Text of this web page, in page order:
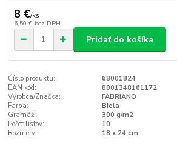
8 €/ks
6,50 € bez DPH
Pridať do košíka
Číslo produktu:
68001824
EAN kód:
8001348161172
Výrobca/Značka:
FABRIANO
Farba:
Biela
Gramáž:
300 g/m2
Počet listov:
10
Rozmery:
18 x 24 cm